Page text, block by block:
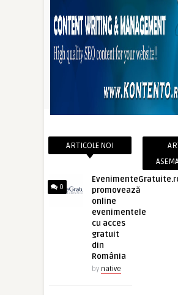
ARTICOLE NOI
0
promovează
online
evenimentele
cu acces
gratuit
din
România
by native